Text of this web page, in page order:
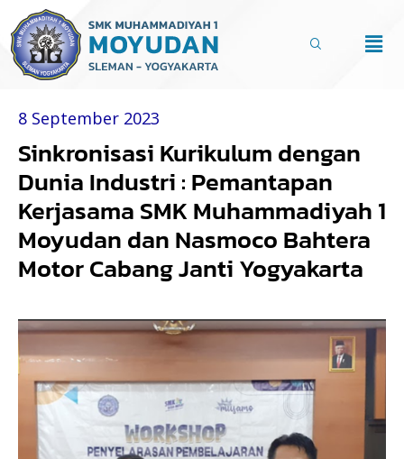
Lewati
konten
8 September 2023
Sinkronisasi Kurikulum dengan
Dunia Industri : Pemantapan
Kerjasama SMK Muhammadiyah 1
Moyudan dan Nasmoco Bahtera
Motor Cabang Janti Yogyakarta